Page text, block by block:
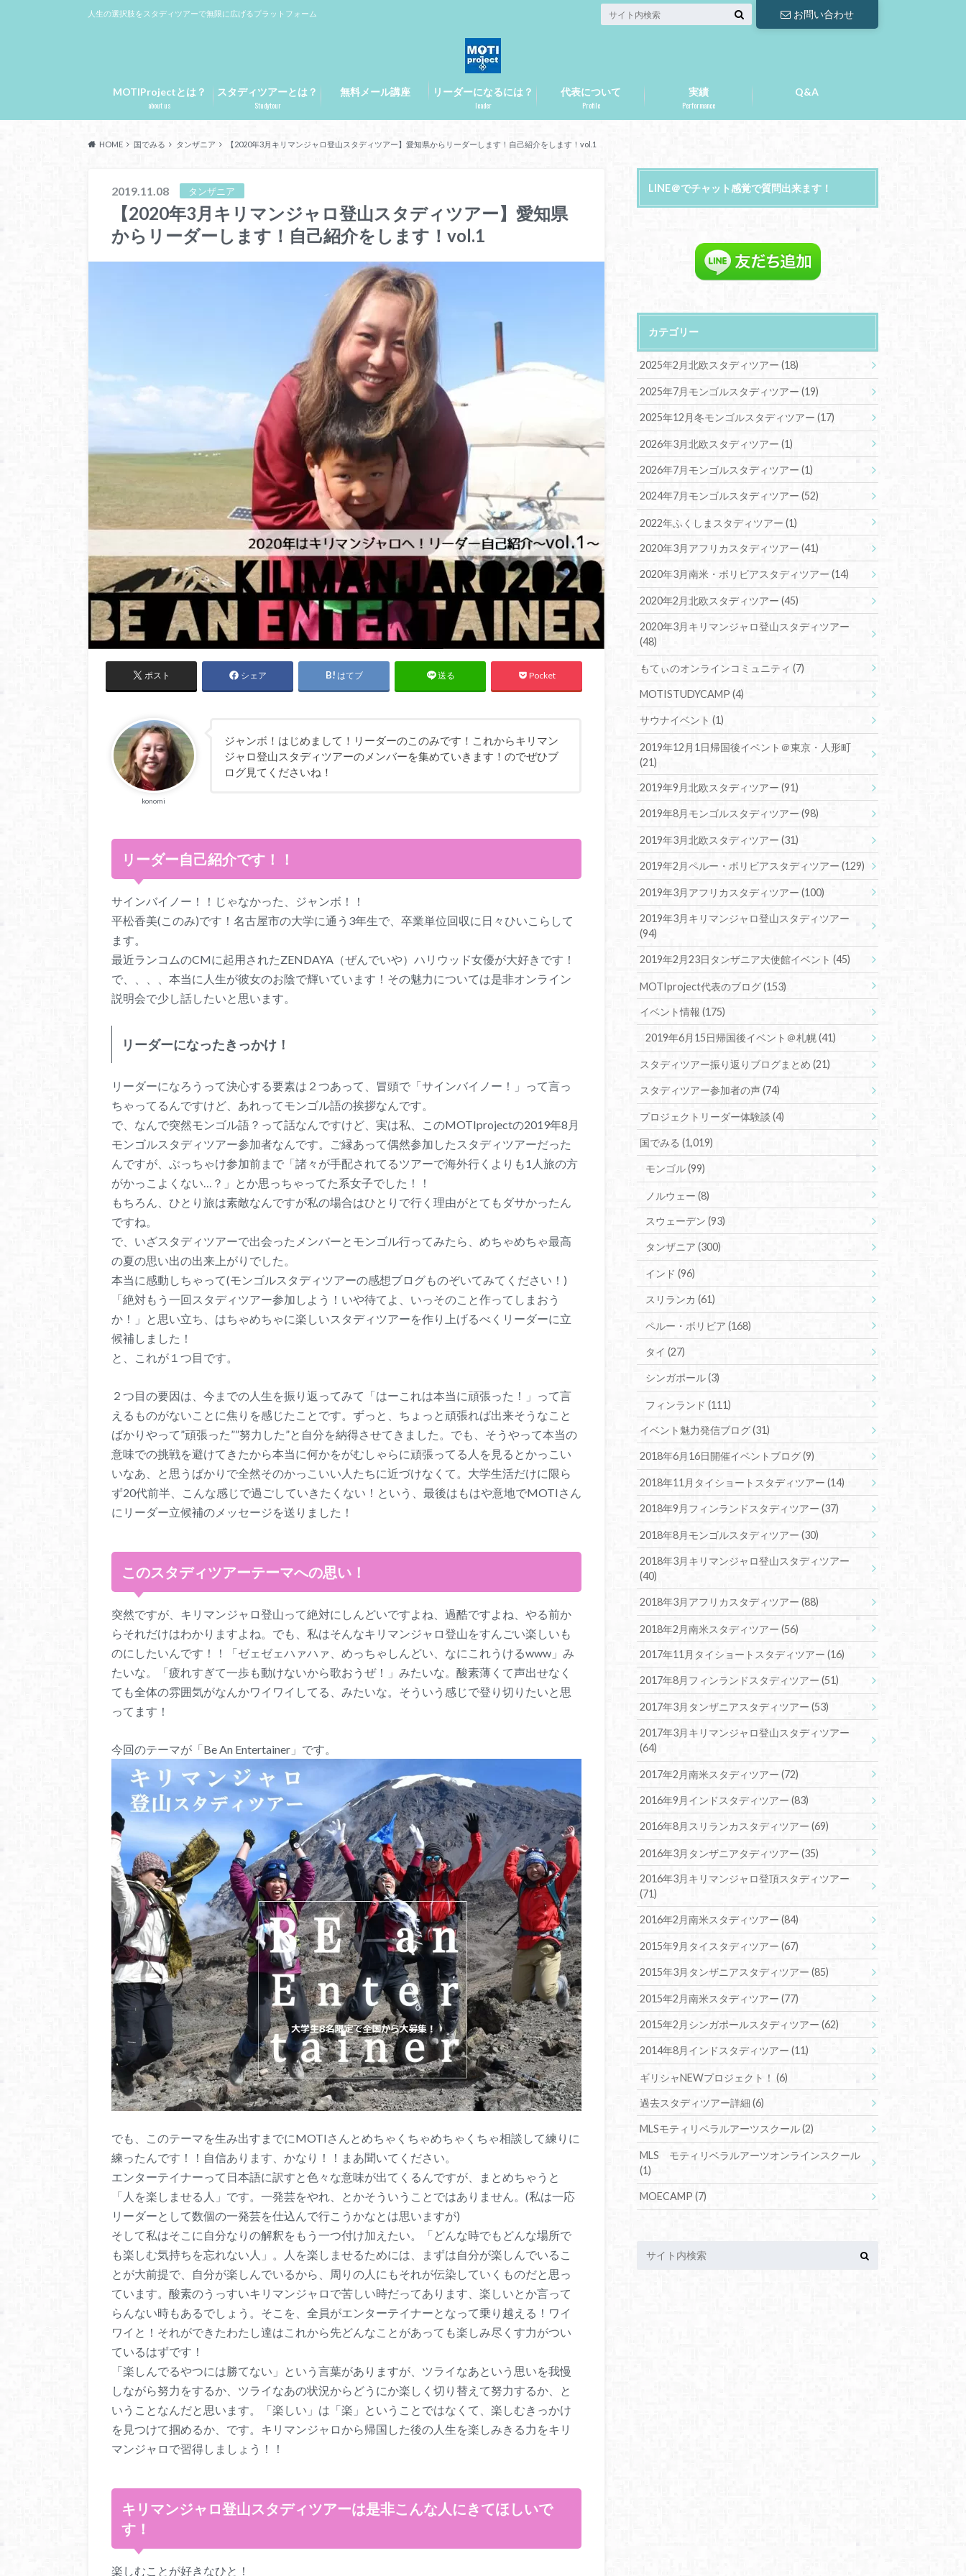
人生の選択肢をスタディツアーで無限に広げるプラットフォーム お問い合わせ
MOTIProjectとは？
about us
スタディツアーとは？
Studytour
無料メール講座 リーダーになるには？
leader
代表について
Profile
実績
Performance
Q&A
HOME 国でみる タンザニア 【2020年3月キリマンジャロ登山スタディツアー】愛知県からリーダーします！自己紹介をします！vol.1
2019.11.08 タンザニア
【2020年3月キリマンジャロ登山スタディツアー】愛知県
からリーダーします！自己紹介をします！vol.1
ポスト シェア はてブ 送る Pocket
konomi
ジャンボ！はじめまして！リーダーのこのみです！これからキリマン
ジャロ登山スタディツアーのメンバーを集めていきます！のでぜひブ
ログ見てくださいね！
リーダー自己紹介です！！
サインバイノー！！じゃなかった、ジャンボ！！
平松香美(このみ)です！名古屋市の大学に通う3年生で、卒業単位回収に日々ひいこらして
ます。
最近ランコムのCMに起用されたZENDAYA（ぜんでいや）ハリウッド女優が大好きです！
で、、、、本当に人生が彼女のお陰で輝いています！その魅力については是非オンライン
説明会で少し話したいと思います。
リーダーになったきっかけ！
リーダーになろうって決心する要素は２つあって、冒頭で「サインバイノー！」って言っ
ちゃってるんですけど、あれってモンゴル語の挨拶なんです。
で、なんで突然モンゴル語？って話なんですけど、実は私、このMOTIprojectの2019年8月
モンゴルスタディツアー参加者なんです。ご縁あって偶然参加したスタディツアーだった
んですが、ぶっちゃけ参加前まで「諸々が手配されてるツアーで海外行くよりも1人旅の方
がかっこよくない…？」とか思っちゃってた系女子でした！！
もちろん、ひとり旅は素敵なんですが私の場合はひとりで行く理由がとてもダサかったん
ですね。
で、いざスタディツアーで出会ったメンバーとモンゴル行ってみたら、めちゃめちゃ最高
の夏の思い出の出来上がりでした。
本当に感動しちゃって(モンゴルスタディツアーの感想ブログものぞいてみてください！)
「絶対もう一回スタディツアー参加しよう！いや待てよ、いっそのこと作ってしまおう
か！」と思い立ち、はちゃめちゃに楽しいスタディツアーを作り上げるべくリーダーに立
候補しました！
と、これが１つ目です。
２つ目の要因は、今までの人生を振り返ってみて「はーこれは本当に頑張った！」って言
えるものがないことに焦りを感じたことです。ずっと、ちょっと頑張れば出来そうなこと
ばかりやって”頑張った””努力した”と自分を納得させてきました。でも、そうやって本当の
意味での挑戦を避けてきたから本当に何かをがむしゃらに頑張ってる人を見るとかっこい
いなあ、と思うばかりで全然そのかっこいい人たちに近づけなくて。大学生活だけに限ら
ず20代前半、こんな感じで過ごしていきたくない！という、最後はもはや意地でMOTIさん
にリーダー立候補のメッセージを送りました！
このスタディツアーテーマへの思い！
突然ですが、キリマンジャロ登山って絶対にしんどいですよね、過酷ですよね、やる前か
らそれだけはわかりますよね。でも、私はそんなキリマンジャロ登山をすんごい楽しいも
のにしたいんです！！「ゼェゼェハァハァ、めっちゃしんどい、なにこれうけるwww」み
たいな。「疲れすぎて一歩も動けないから歌おうぜ！」みたいな。酸素薄くて声出せなく
ても全体の雰囲気がなんかワイワイしてる、みたいな。そういう感じで登り切りたいと思
ってます！
今回のテーマが「Be An Entertainer」です。
でも、このテーマを生み出すまでにMOTIさんとめちゃくちゃめちゃくちゃ相談して練りに
練ったんです！！自信あります、かなり！！まあ聞いてください。
エンターテイナーって日本語に訳すと色々な意味が出てくるんですが、まとめちゃうと
「人を楽しませる人」です。一発芸をやれ、とかそういうことではありません。(私は一応
リーダーとして数個の一発芸を仕込んで行こうかなとは思いますが)
そして私はそこに自分なりの解釈をもう一つ付け加えたい。「どんな時でもどんな場所で
も楽しむ気持ちを忘れない人」。人を楽しませるためには、まずは自分が楽しんでいるこ
とが大前提で、自分が楽しんでいるから、周りの人にもそれが伝染していくものだと思っ
ています。酸素のうっすいキリマンジャロで苦しい時だってあります、楽しいとか言って
らんない時もあるでしょう。そこを、全員がエンターテイナーとなって乗り越える！ワイ
ワイと！それができたわたし達はこれから先どんなことがあっても楽しみ尽くす力がつい
ているはずです！
「楽しんでるやつには勝てない」という言葉がありますが、ツライなあという思いを我慢
しながら努力をするか、ツライなあの状況からどうにか楽しく切り替えて努力するか、と
いうことなんだと思います。「楽しい」は「楽」ということではなくて、楽しむきっかけ
を見つけて掴めるか、です。キリマンジャロから帰国した後の人生を楽しみきる力をキリ
マンジャロで習得しましょう！！
キリマンジャロ登山スタディツアーは是非こんな人にきてほしいで
す！
楽しむことが好きなひと！
LINE＠でチャット感覚で質問出来ます！
カテゴリー
2025年2月北欧スタディツアー(18)
2025年7月モンゴルスタディツアー(19)
2025年12月冬モンゴルスタディツアー(17)
2026年3月北欧スタディツアー(1)
2026年7月モンゴルスタディツアー(1)
2024年7月モンゴルスタディツアー(52)
2022年ふくしまスタディツアー(1)
2020年3月アフリカスタディツアー(41)
2020年3月南米・ボリビアスタディツアー(14)
2020年2月北欧スタディツアー(45)
2020年3月キリマンジャロ登山スタディツアー
(48)
もてぃのオンラインコミュニティ(7)
MOTISTUDYCAMP(4)
サウナイベント(1)
2019年12月1日帰国後イベント＠東京・人形町
(21)
2019年9月北欧スタディツアー(91)
2019年8月モンゴルスタディツアー(98)
2019年3月北欧スタディツアー(31)
2019年2月ペルー・ボリビアスタディツアー(129)
2019年3月アフリカスタディツアー(100)
2019年3月キリマンジャロ登山スタディツアー
(94)
2019年2月23日タンザニア大使館イベント(45)
MOTIproject代表のブログ(153)
イベント情報(175)
2019年6月15日帰国後イベント＠札幌(41)
スタディツアー振り返りブログまとめ(21)
スタディツアー参加者の声(74)
プロジェクトリーダー体験談(4)
国でみる(1,019)
モンゴル(99)
ノルウェー (8)
スウェーデン (93)
タンザニア (300)
インド (96)
スリランカ (61)
ペルー・ボリビア (168)
タイ (27)
シンガポール(3)
フィンランド (111)
イベント魅力発信ブログ(31)
2018年6月16日開催イベントブログ(9)
2018年11月タイショートスタディツアー(14)
2018年9月フィンランドスタディツアー(37)
2018年8月モンゴルスタディツアー(30)
2018年3月キリマンジャロ登山スタディツアー
(40)
2018年3月アフリカスタディツアー(88)
2018年2月南米スタディツアー(56)
2017年11月タイショートスタディツアー(16)
2017年8月フィンランドスタディツアー(51)
2017年3月タンザニアスタディツアー(53)
2017年3月キリマンジャロ登山スタディツアー
(64)
2017年2月南米スタディツアー(72)
2016年9月インドスタディツアー(83)
2016年8月スリランカスタディツアー(69)
2016年3月タンザニアタディツアー(35)
2016年3月キリマンジャロ登頂スタディツアー
(71)
2016年2月南米スタディツアー(84)
2015年9月タイスタディツアー(67)
2015年3月タンザニアスタディツアー(85)
2015年2月南米スタディツアー(77)
2015年2月シンガポールスタディツアー(62)
2014年8月インドスタディツアー(11)
ギリシャNEWプロジェクト！(6)
過去スタディツアー詳細(6)
MLSモティリベラルアーツスクール(2)
MLS モティリベラルアーツオンラインスクール
(1)
MOECAMP(7)